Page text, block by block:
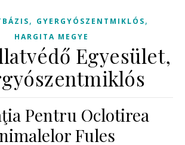
, GYERGYÓSZENTMIKLÓS,
HARGITA MEGYE
Egyesület,
Pentru Oclotirea
Fules